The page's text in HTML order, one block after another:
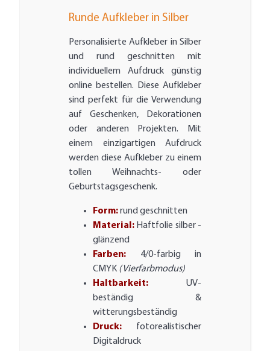
Runde Aufkleber in Silber
Personalisierte Aufkleber in Silber
und rund geschnitten mit
individuellem Aufdruck günstig
online bestellen. Diese Aufkleber
sind perfekt für die Verwendung
auf Geschenken, Dekorationen
oder anderen Projekten. Mit
einem einzigartigen Aufdruck
werden diese Aufkleber zu einem
tollen Weihnachts- oder
Geburtstagsgeschenk.
Form:rund geschnitten
Material: Haftfolie silber -
glänzend
Farben: 4/0-farbig in
CMYK (Vierfarbmodus)
Haltbarkeit: UV-
beständig &
witterungsbeständig
Druck: fotorealistischer
Digitaldruck